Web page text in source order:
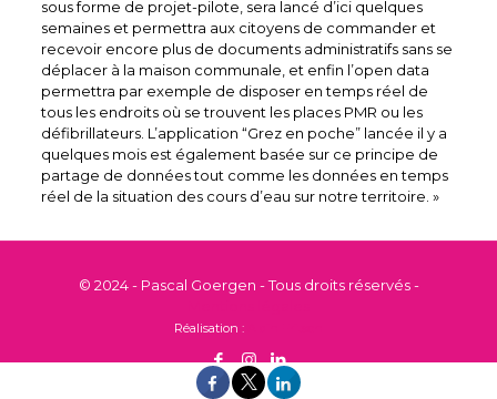
sous forme de projet-pilote, sera lancé d’ici quelques
semaines et permettra aux citoyens de commander et
recevoir encore plus de documents administratifs sans se
déplacer à la maison communale, et enfin l’open data
permettra par exemple de disposer en temps réel de
tous les endroits où se trouvent les places PMR ou les
défibrillateurs. L’application “Grez en poche” lancée il y a
quelques mois est également basée sur ce principe de
partage de données tout comme les données en temps
réel de la situation des cours d’eau sur notre territoire. »
© 2024 - Pascal Goergen - Tous droits réservés -
Réalisation :